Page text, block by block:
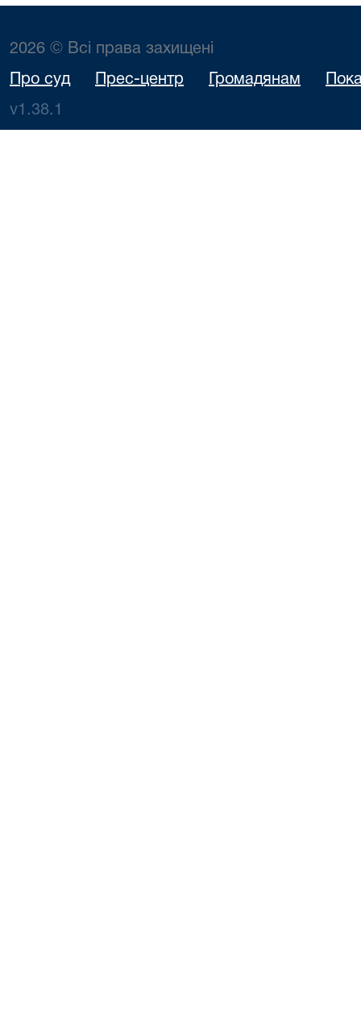
2026 © Всі права захищені
Про суд Прес-центр Громадянам
v1.38.1